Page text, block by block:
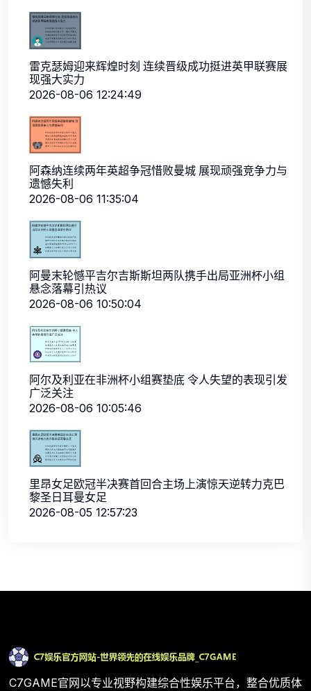
雷克瑟姆迎来辉煌时刻 连续晋级成功挺进英甲联赛展
现强大实力
2026-08-06 12:24:49
阿森纳连续两年英超争冠惜败曼城 展现顽强竞争力与
遗憾失利
2026-08-06 11:35:04
阿曼末轮憾平吉尔吉斯斯坦两队携手出局亚洲杯小组
悬念落幕引热议
2026-08-06 10:50:04
阿尔及利亚在非洲杯小组赛垫底 令人失望的表现引发
广泛关注
2026-08-06 10:05:46
里昂女足欧冠半决赛首回合主场上演惊天逆转力克巴
黎圣日耳曼女足
2026-08-05 12:57:23
C7GAME官网以专业视野构建综合性娱乐平台，整合优质体